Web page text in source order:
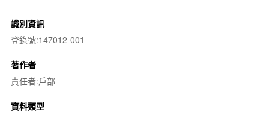
識別資訊
登錄號:147012-001
著作者
責任者:戶部
資料類型